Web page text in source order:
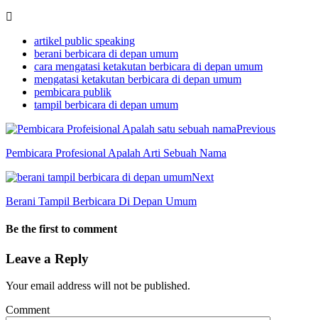
artikel public speaking
berani berbicara di depan umum
cara mengatasi ketakutan berbicara di depan umum
mengatasi ketakutan berbicara di depan umum
pembicara publik
tampil berbicara di depan umum
Previous
Pembicara Profesional Apalah Arti Sebuah Nama
Next
Berani Tampil Berbicara Di Depan Umum
Be the first to comment
Leave a Reply
Your email address will not be published.
Comment